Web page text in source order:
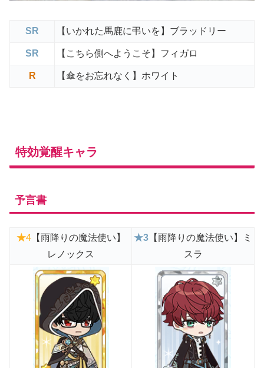
SR 【いかれた馬鹿に弔いを】ブラッドリー
SR 【こちら側へようこそ】フィガロ
R 【傘をお忘れなく】ホワイト
特効覚醒キャラ
予言書
★4【雨降りの魔法使い】
レノックス
★3 【雨降りの魔法使い】ミ
スラ